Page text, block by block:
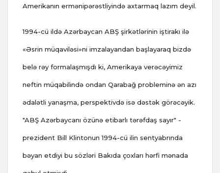
Amerikanın ermənipərəstliyində axtarmaq lazım deyil.
1994-cü ildə Azərbaycan ABŞ şirkətlərinin iştirakı ilə
«Əsrin müqaviləsi»ni imzalayandan başlayaraq bizdə
belə rəy formalaşmışdı ki, Amerikaya verəcəyimiz
neftin müqabilində ondan Qarabağ probleminə ən azı
ədalətli yanaşma, perspektivdə isə dəstək görəcəyik.
"ABŞ Azərbaycanı özünə etibarlı tərəfdaş sayır" -
prezident Bill Klintonun 1994-cü ilin sentyabrında
bəyan etdiyi bu sözləri Bakıda çoxları hərfi mənada